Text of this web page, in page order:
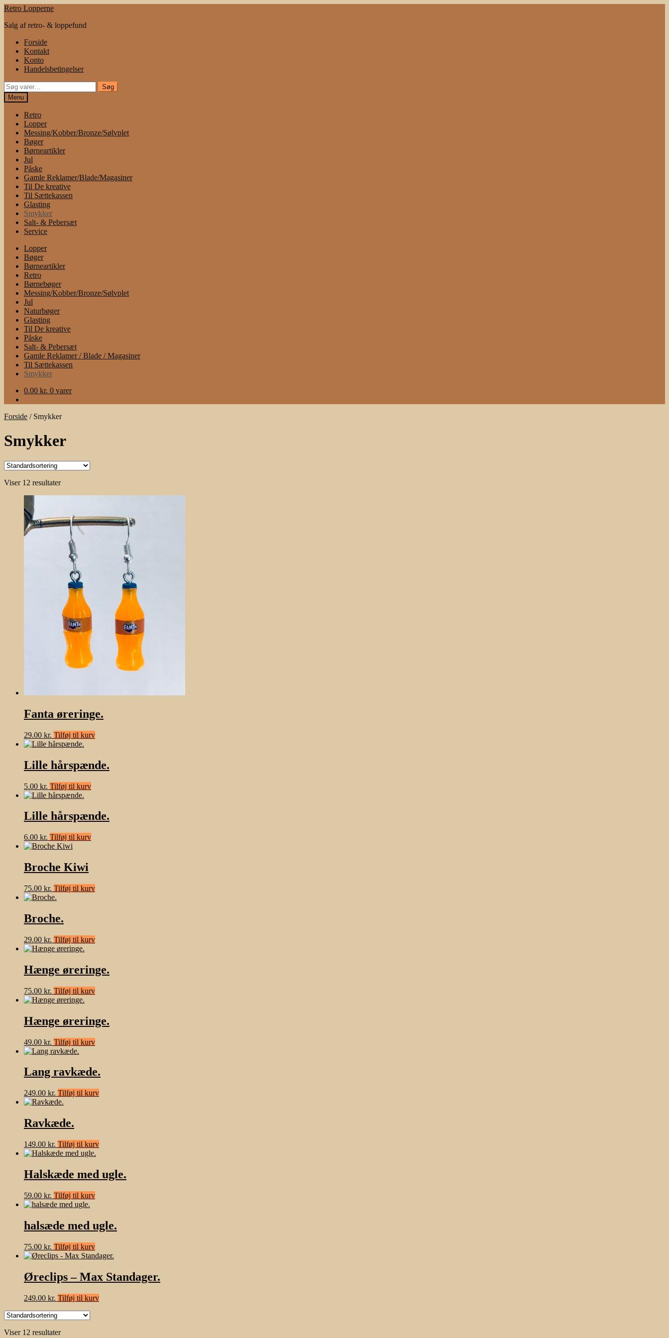
Spring
navigation
Spring
indhold
Retro Lopperne
Salg af retro- & loppefund
Forside
Kontakt
Konto
Handelsbetingelser
Søg
efter:
Søg
Menu
Retro
Lopper
Messing/Kobber/Bronze/Sølvplet
Bøger
Børneartikler
Jul
Påske
Gamle Reklamer/Blade/Magasiner
Til De kreative
Til Sættekassen
Glasting
Smykker
Salt- & Pebersæt
Service
Lopper
Bøger
Børneartikler
Retro
Børnebøger
Messing/Kobber/Bronze/Sølvplet
Jul
Naturbøger
Glasting
Til De kreative
Påske
Salt- & Pebersæt
Gamle Reklamer / Blade / Magasiner
Til Sættekassen
Smykker
0.00 kr. 0 varer
Forside / Smykker
Smykker
Viser 12 resultater
Fanta øreringe.
29.00 kr. Tilføj til kurv
Lille hårspænde.
5.00 kr. Tilføj til kurv
Lille hårspænde.
6.00 kr. Tilføj til kurv
Broche Kiwi
75.00 kr. Tilføj til kurv
Broche.
29.00 kr. Tilføj til kurv
Hænge øreringe.
75.00 kr. Tilføj til kurv
Hænge øreringe.
49.00 kr. Tilføj til kurv
Lang ravkæde.
249.00 kr. Tilføj til kurv
Ravkæde.
149.00 kr. Tilføj til kurv
Halskæde med ugle.
59.00 kr. Tilføj til kurv
halsæde med ugle.
75.00 kr. Tilføj til kurv
Øreclips – Max Standager.
249.00 kr. Tilføj til kurv
Viser 12 resultater